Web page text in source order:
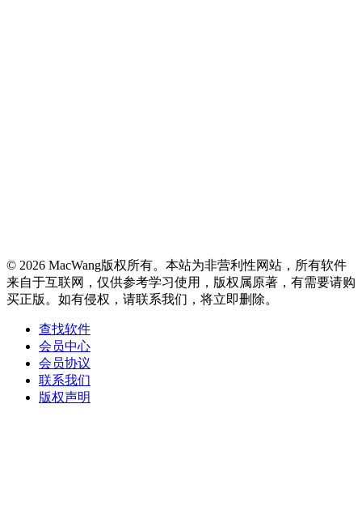
© 2026 MacWang版权所有。本站为非营利性网站，所有软件
来自于互联网，仅供参考学习使用，版权属原著，有需要请购
买正版。如有侵权，请联系我们，将立即删除。
查找软件
会员中心
会员协议
联系我们
版权声明